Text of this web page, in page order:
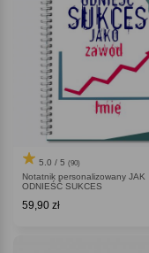
5.0 / 5 (90)
Notatnik personalizowany JAK
ODNIEŚĆ SUKCES
59,90 zł